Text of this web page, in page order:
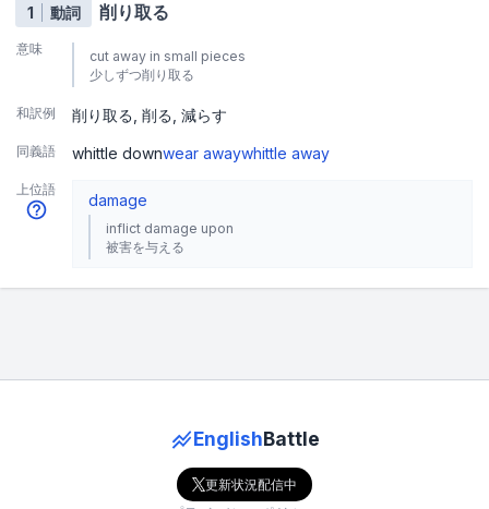
1 動詞 削り取る
意味
cut away in small pieces
少しずつ削り取る
和訳例 削り取る 削る 減らす
同義語 whittle downwear awaywhittle away
上位語
damage
inflict damage upon
被害を与える
EnglishBattle
更新状況配信中